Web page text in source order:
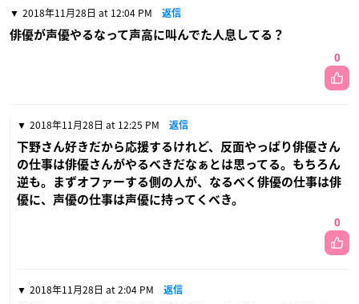
2018年11月28日 at 12:04 PM 返信
俳優が声優やるなって声高に叫んでた人息してる？
0
2018年11月28日 at 12:25 PM 返信
下野さん好きだから応援するけれど、反面やっぱり俳優さん
の仕事は俳優さんがやるべきだなぁとは思ってる。もちろん
逆も。まずオファーする側の人が、なるべく俳優の仕事は俳
優に、声優の仕事は声優に持ってくべき。
0
2018年11月28日 at 2:04 PM 返信